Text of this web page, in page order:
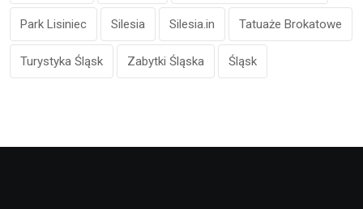
Park Lisiniec Silesia Silesia.in Tatuaże Brokatowe
Turystyka Śląsk Zabytki Śląska Śląsk